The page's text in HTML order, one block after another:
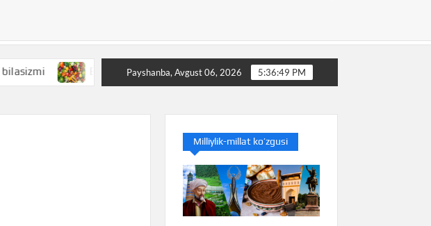
Baliq nimani anglatishini bilasizmi Balans nimani anglatishini bilasizmi
Payshanba, Avgust 06, 2026 5:36:50 PM
Milliylik-millat ko’zgusi